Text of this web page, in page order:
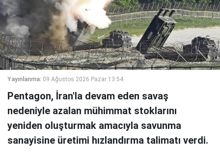
Yayınlanma: 09 Ağustos 2026 Pazar 13:54
Pentagon, İran'la devam eden savaş
nedeniyle azalan mühimmat stoklarını
yeniden oluşturmak amacıyla savunma
sanayisine üretimi hızlandırma talimatı verdi.